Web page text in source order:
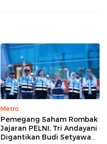
Metro
Pemegang Saham Rombak
Jajaran PELNI, Tri Andayani
Digantikan Budi Setyawan